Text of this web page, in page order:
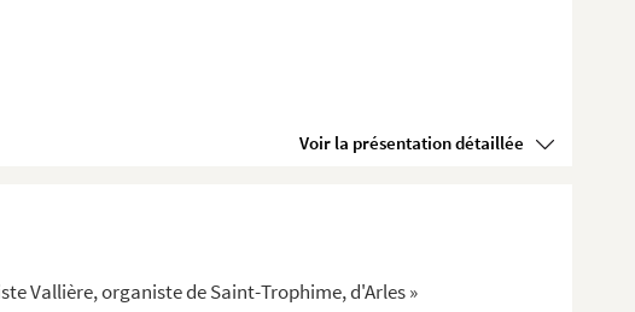
Voir la présentation détaillée
Vallière, organiste de Saint-Trophime, d'Arles »